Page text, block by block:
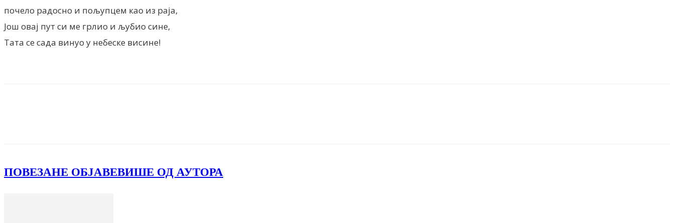
почело радосно и пољупцем као из раја,
Још овај пут си ме грлио и љубио сине,
Тата се сада винуо у небеске висине!
ПОВЕЗАНЕ ОБЈАВЕВИШЕ ОД АУТОРА